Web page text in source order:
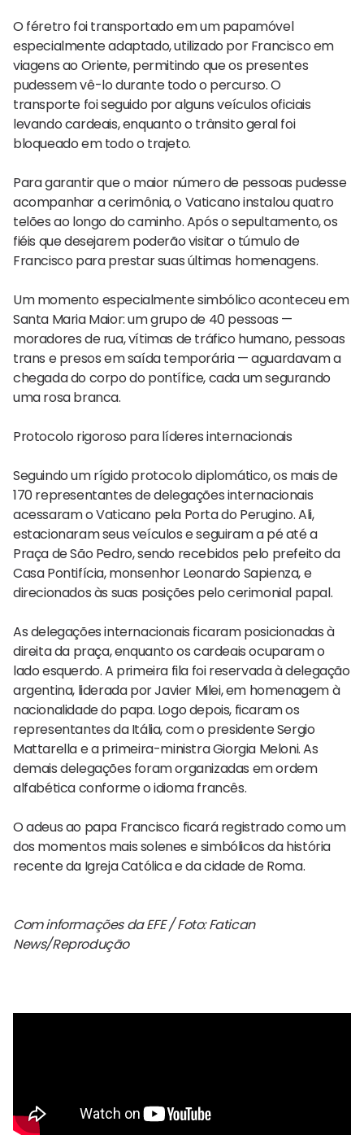
O féretro foi transportado em um papamóvel
especialmente adaptado, utilizado por Francisco em
viagens ao Oriente, permitindo que os presentes
pudessem vê-lo durante todo o percurso. O
transporte foi seguido por alguns veículos oficiais
levando cardeais, enquanto o trânsito geral foi
bloqueado em todo o trajeto.
Para garantir que o maior número de pessoas pudesse
acompanhar a cerimônia, o Vaticano instalou quatro
telões ao longo do caminho. Após o sepultamento, os
fiéis que desejarem poderão visitar o túmulo de
Francisco para prestar suas últimas homenagens.
Um momento especialmente simbólico aconteceu em
Santa Maria Maior: um grupo de 40 pessoas —
moradores de rua, vítimas de tráfico humano, pessoas
trans e presos em saída temporária — aguardavam a
chegada do corpo do pontífice, cada um segurando
uma rosa branca.
Protocolo rigoroso para líderes internacionais
Seguindo um rígido protocolo diplomático, os mais de
170 representantes de delegações internacionais
acessaram o Vaticano pela Porta do Perugino. Ali,
estacionaram seus veículos e seguiram a pé até a
Praça de São Pedro, sendo recebidos pelo prefeito da
Casa Pontifícia, monsenhor Leonardo Sapienza, e
direcionados às suas posições pelo cerimonial papal.
As delegações internacionais ficaram posicionadas à
direita da praça, enquanto os cardeais ocuparam o
lado esquerdo. A primeira fila foi reservada à delegação
argentina, liderada por Javier Milei, em homenagem à
nacionalidade do papa. Logo depois, ficaram os
representantes da Itália, com o presidente Sergio
Mattarella e a primeira-ministra Giorgia Meloni. As
demais delegações foram organizadas em ordem
alfabética conforme o idioma francês.
O adeus ao papa Francisco ficará registrado como um
dos momentos mais solenes e simbólicos da história
recente da Igreja Católica e da cidade de Roma.
Com informações da EFE / Foto: Fatican
News/Reprodução